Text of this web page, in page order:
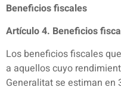
Beneficios fiscales
Artículo 4. Beneficios
Los beneficios fiscales
a aquellos cuyo
Generalitat se estiman en